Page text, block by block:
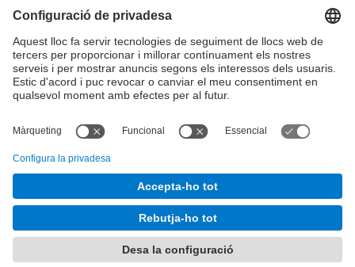
Actualitat R+D+I
La recerca a la UPC
La transferència, l'emprenedoria i
la innovació a la UPC
Foment i suport a la recerca
transferència, l'emprenedoria i la
Serveis per a empreses
UPCshop, marxandatge
Sala de premsa
Seguretat i salut
Autoprotecció i emergències
© UPC Universitat Politècnica de Catalunya - BarcelonaTech
Accessibilitat